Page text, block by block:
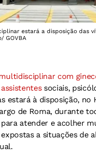
estará a disposição das
GOVBA
com
sociais,
estará à disposição, no
de Roma, durante
atender e acolher
a situações de